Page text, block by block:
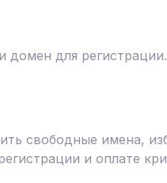
домен для регистрации.
свободные имена,
и оплате